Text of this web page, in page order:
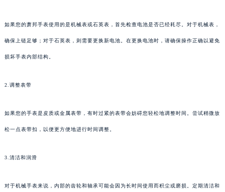
如果您的萧邦手表使用的是机械表或石英表，首先检查电池是否已经耗尽。对于机械表，
确保上链足够；对于石英表，则需要更换新电池。在更换电池时，请确保操作正确以避免
损坏手表内部结构。
2.调整表带
如果您的手表是皮质或金属表带，有时过紧的表带会妨碍您轻松地调整时间。尝试稍微放
松一点表带扣，以便更方便地进行时间调整。
3.清洁和润滑
对于机械手表来说，内部的齿轮和轴承可能会因为长时间使用而积尘或磨损。定期清洁和